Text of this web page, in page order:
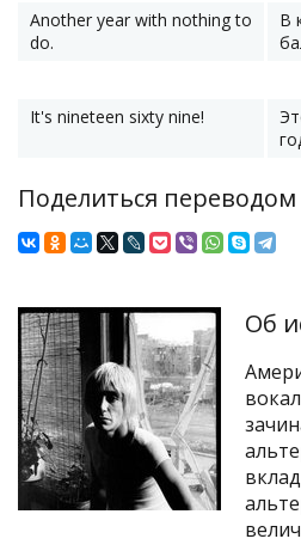
Another year with nothing to
do.
В
It's nineteen sixty nine!
Поделиться
Об